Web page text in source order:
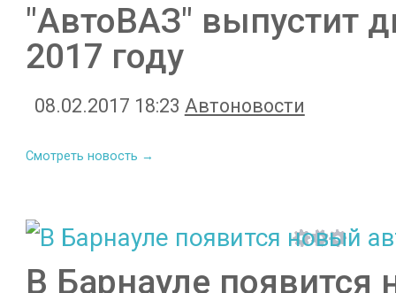
"АвтоВАЗ" выпустит
2017 году
08.02.2017 18:23 Автоновости
Смотреть новость →
В Барнауле